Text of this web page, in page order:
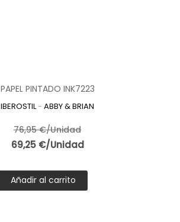
PAPEL PINTADO INK7223
IBEROSTIL- ABBY & BRIAN
76,95 €/Unidad
69,25 €/Unidad
Añadir al carrito